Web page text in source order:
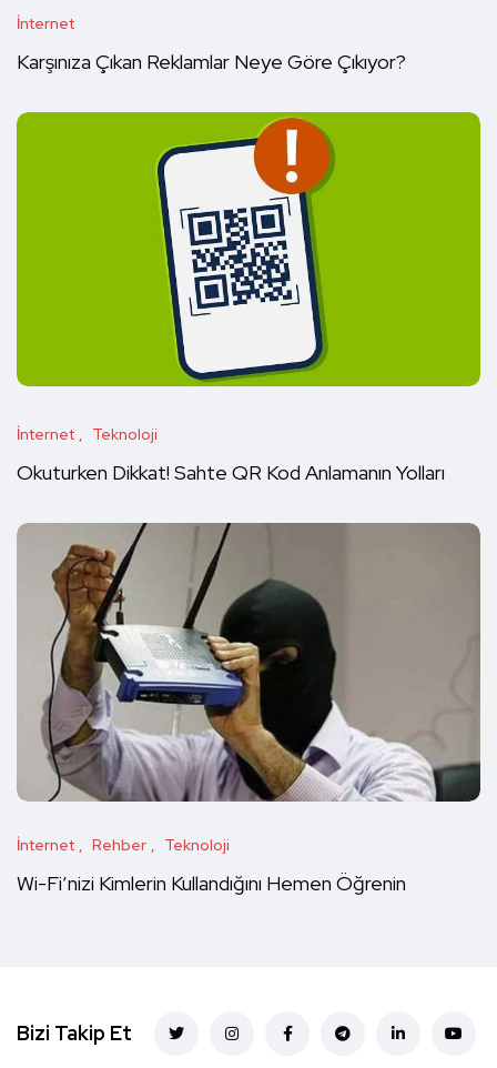
İnternet
Karşınıza Çıkan Reklamlar Neye Göre Çıkıyor?
İnternet Teknoloji
Okuturken Dikkat! Sahte QR Kod Anlamanın Yolları
İnternet Rehber Teknoloji
Wi-Fi’nizi Kimlerin Kullandığını Hemen Öğrenin
Bizi Takip Et